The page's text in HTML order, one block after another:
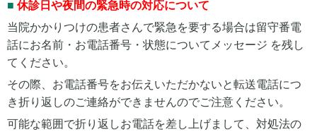
■ 休診日や夜間の緊急時の対応について
当院かかりつけの患者さんで緊急を要する場合は留守番電
話にお名前・お電話番号・状態についてメッセージ を残し
てください。
その際、お電話番号をお伝えいただかないと転送電話につ
き折り返しのご連絡ができませんのでご注意ください。
可能な範囲で折り返しお電話を差し上げまして、対処法の